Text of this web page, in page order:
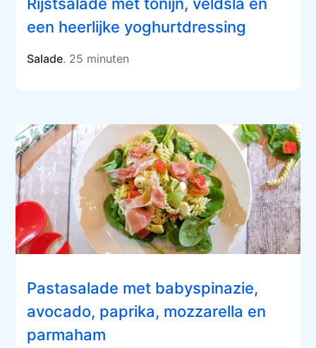
een heerlijke yoghurtdressing
Salade. 25 minuten
Pastasalade met babyspinazie,
avocado, paprika, mozzarella en
parmaham